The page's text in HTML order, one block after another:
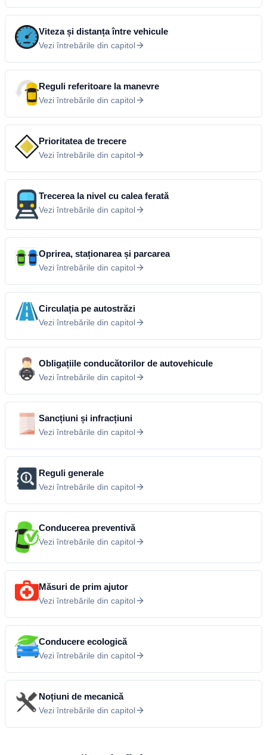
Viteza și distanța între vehicule
Vezi întrebările din capitol
Reguli referitoare la manevre
Vezi întrebările din capitol
Prioritatea de trecere
Vezi întrebările din capitol
Trecerea la nivel cu calea ferată
Vezi întrebările din capitol
Oprirea, staționarea și parcarea
Vezi întrebările din capitol
Circulația pe autostrăzi
Vezi întrebările din capitol
Obligațiile conducătorilor de autovehicule
Vezi întrebările din capitol
Sancțiuni și infracțiuni
Vezi întrebările din capitol
Reguli generale
Vezi întrebările din capitol
Conducerea preventivă
Vezi întrebările din capitol
Măsuri de prim ajutor
Vezi întrebările din capitol
Conducere ecologică
Vezi întrebările din capitol
Noțiuni de mecanică
Vezi întrebările din capitol